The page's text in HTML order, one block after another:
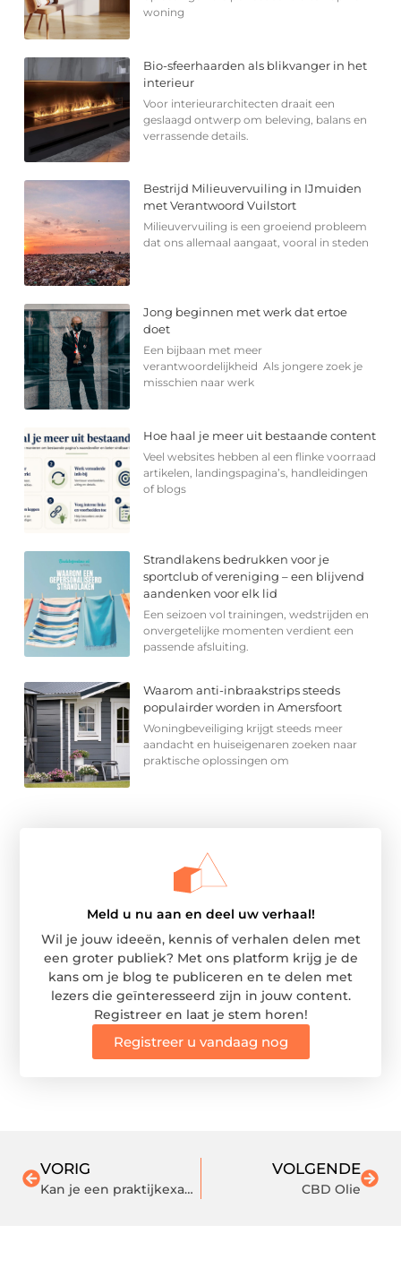
woning
Bio-sfeerhaarden als blikvanger in het
interieur
Voor interieurarchitecten draait een
geslaagd ontwerp om beleving, balans en
verrassende details.
Bestrijd Milieuvervuiling in IJmuiden
met Verantwoord Vuilstort
Milieuvervuiling is een groeiend probleem
dat ons allemaal aangaat, vooral in steden
Jong beginnen met werk dat ertoe
doet
Een bijbaan met meer
verantwoordelijkheid Als jongere zoek je
misschien naar werk
Hoe haal je meer uit bestaande content
Veel websites hebben al een flinke voorraad
artikelen, landingspagina’s, handleidingen
of blogs
Strandlakens bedrukken voor je
sportclub of vereniging – een blijvend
aandenken voor elk lid
Een seizoen vol trainingen, wedstrijden en
onvergetelijke momenten verdient een
passende afsluiting.
Waarom anti-inbraakstrips steeds
populairder worden in Amersfoort
Woningbeveiliging krijgt steeds meer
aandacht en huiseigenaren zoeken naar
praktische oplossingen om
Meld u nu aan en deel uw verhaal!
Wil je jouw ideeën, kennis of verhalen delen met
een groter publiek? Met ons platform krijg je de
kans om je blog te publiceren en te delen met
lezers die geïnteresseerd zijn in jouw content.
Registreer en laat je stem horen!
Registreer u vandaag nog
VORIG
Kan je een praktijkexamen eerder doen dan je scooter theorie halen?
VOLGENDE
CBD Olie